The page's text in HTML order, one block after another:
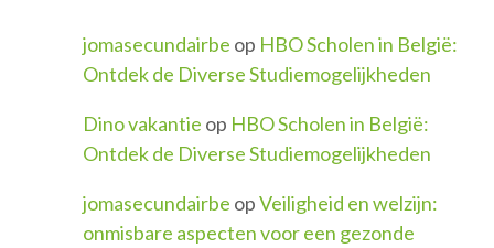
jomasecundairbe op HBO Scholen in België:
Ontdek de Diverse Studiemogelijkheden
Dino vakantie op HBO Scholen in België:
Ontdek de Diverse Studiemogelijkheden
jomasecundairbe opVeiligheid en welzijn:
onmisbare aspecten voor een gezonde